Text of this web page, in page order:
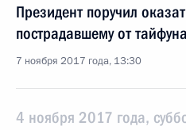
Президент поручил
пострадавшему от тайфуна
7 ноября 2017 года, 13:30
4 ноября 2017 года,